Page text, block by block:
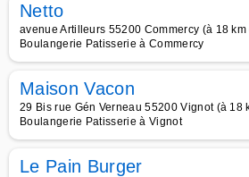
Netto
avenue Artilleurs 55200 Commercy (à 18
Boulangerie Patisserie à Commercy
Maison Vacon
29 Bis rue Gén Verneau 55200 Vignot (à 18
Boulangerie Patisserie à Vignot
Le Pain Burger